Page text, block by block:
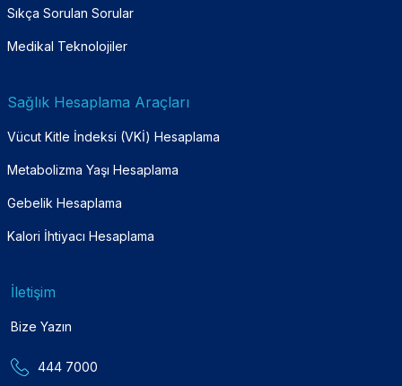
Sıkça Sorulan Sorular
Medikal Teknolojiler
Sağlık Hesaplama Araçları
Vücut Kitle İndeksi (VKİ) Hesaplama
Metabolizma Yaşı Hesaplama
Gebelik Hesaplama
Kalori İhtiyacı Hesaplama
İletişim
Bize Yazın
444 7000